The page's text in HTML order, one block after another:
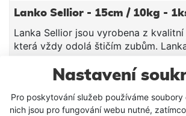
Nastavení
Pro poskytování služeb používáme
nich jsou pro fungování webu nutné,
Lanko Sellior - 15cm / 10kg -
Lanka Sellior jsou vyrobena z
která vždy odolá štičím zubům.
10kg.Délka 15cmNosnost 10kg
VLOŽIT DO KOŠÍKU